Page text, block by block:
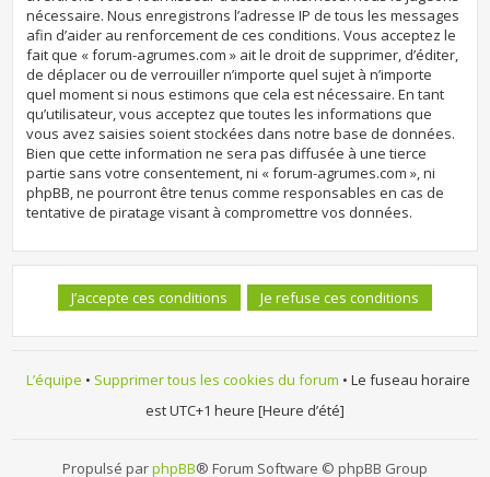
nécessaire. Nous enregistrons l’adresse IP de tous les messages
afin d’aider au renforcement de ces conditions. Vous acceptez le
fait que « forum-agrumes.com » ait le droit de supprimer, d’éditer,
de déplacer ou de verrouiller n’importe quel sujet à n’importe
quel moment si nous estimons que cela est nécessaire. En tant
qu’utilisateur, vous acceptez que toutes les informations que
vous avez saisies soient stockées dans notre base de données.
Bien que cette information ne sera pas diffusée à une tierce
partie sans votre consentement, ni « forum-agrumes.com », ni
phpBB, ne pourront être tenus comme responsables en cas de
tentative de piratage visant à compromettre vos données.
L’équipe • Supprimer tous les cookies du forum • Le fuseau horaire
est UTC+1 heure [Heure d’été]
Propulsé parphpBB® Forum Software © phpBB Group